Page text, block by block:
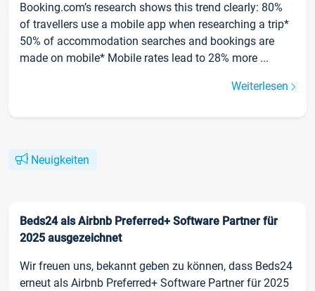
Booking.com’s research shows this trend clearly: 80%
of travellers use a mobile app when researching a trip*
50% of accommodation searches and bookings are
made on mobile* Mobile rates lead to 28% more ...
Weiterlesen
Neuigkeiten
Beds24 als Airbnb Preferred+ Software Partner für
2025 ausgezeichnet
Wir freuen uns, bekannt geben zu können, dass Beds24
erneut als Airbnb Preferred+ Software Partner für 2025